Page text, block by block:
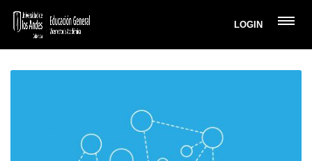
LOGIN